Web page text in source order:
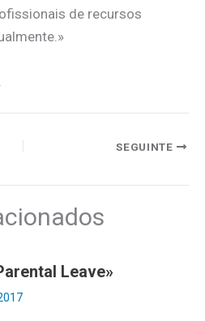
de recursos
SEGUINTE
Leave»